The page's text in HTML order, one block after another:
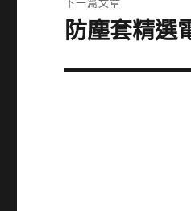
章:
下
篇
防塵套精選